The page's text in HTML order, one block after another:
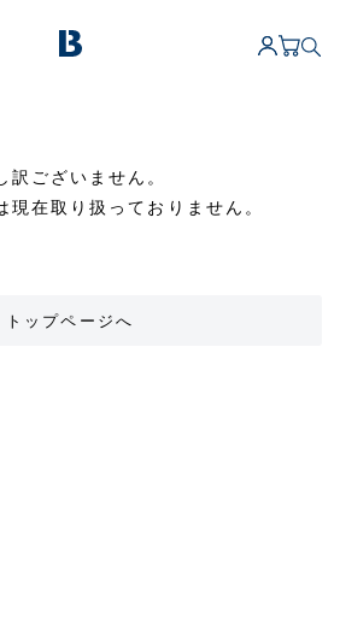
訳ございません。
現在取り扱っておりません。
トップページへ